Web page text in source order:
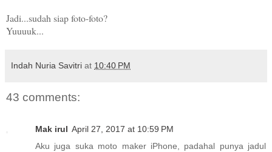
Jadi...sudah siap foto-foto?
Yuuuuk...
Indah Nuria Savitri at 10:40 PM
43 comments:
Mak irul April 27, 2017 at 10:59 PM
Aku juga suka moto maker iPhone, padahal punya jadul